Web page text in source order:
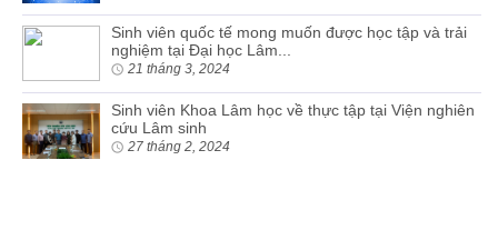
Sinh viên quốc tế mong muốn được học tập và trải
nghiệm tại Đại học Lâm...
21 tháng 3, 2024
Sinh viên Khoa Lâm học về thực tập tại Viện nghiên
cứu Lâm sinh
27 tháng 2, 2024